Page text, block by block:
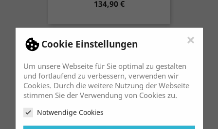
Cookie Einstellungen
Um unsere Webseite für Sie optimal zu gestalten
und fortlaufend zu verbessern, verwenden wir
Cookies. Durch die weitere Nutzung der Webseite
stimmen Sie der Verwendung von Cookies zu.
Notwendige Cookies
×
Preis
134,90 €